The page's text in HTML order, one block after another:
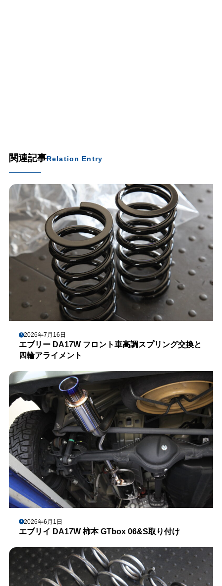
関連記事Relation Entry
2026年7月16日
エブリー DA17W フロント車高調スプリング交換と
四輪アライメント
2026年6月1日
エブリイ DA17W 柿本 GTbox 06&S取り付け